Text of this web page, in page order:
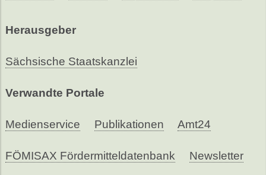
Herausgeber
Sächsische Staatskanzlei
Verwandte Portale
Medienservice Publikationen Amt24
FÖMISAX Fördermitteldatenbank Newsletter